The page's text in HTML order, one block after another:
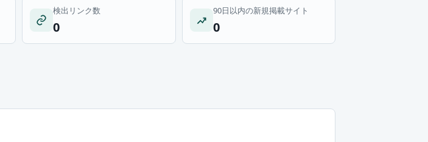
検出リンク数
0
90日以内の新規掲載サイト
0